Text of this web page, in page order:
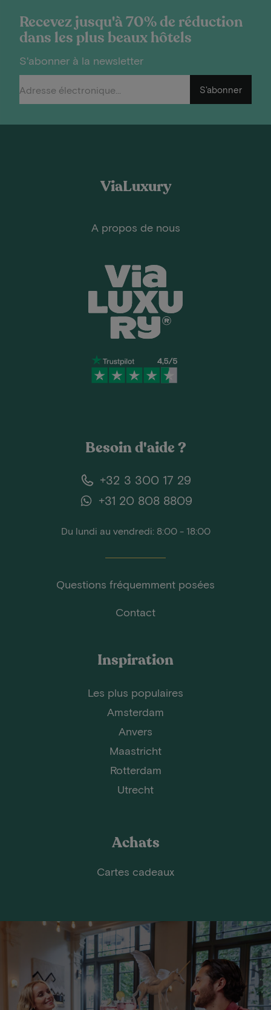
Recevez jusqu'à 70% de réduction
dans les plus beaux hôtels
S'abonner à la newsletter
S'abonner
ViaLuxury
A propos de nous
Besoin d'aide ?
+32 3 300 17 29
+31 20 808 8809
Du lundi au vendredi: 8:00 - 18:00
Questions fréquemment posées
Contact
Inspiration
Les plus populaires
Amsterdam
Anvers
Maastricht
Rotterdam
Utrecht
Achats
Cartes cadeaux